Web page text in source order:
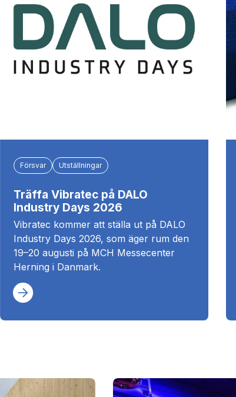
Försvar Utställningar
Träffa Vibratec på DALO
Industry Days 2026
Vibratec kommer att ställa ut på DALO
Industry Days 2026, som äger rum den
19–20 augusti på MCH Messecenter
Herning i Danmark.